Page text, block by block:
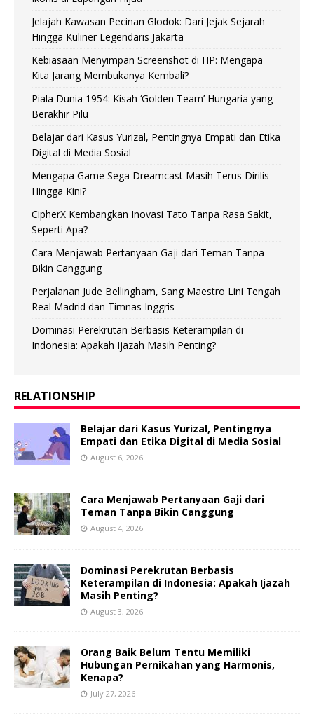
Jelajah Kawasan Pecinan Glodok: Dari Jejak Sejarah
Hingga Kuliner Legendaris Jakarta
Kebiasaan Menyimpan Screenshot di HP: Mengapa
Kita Jarang Membukanya Kembali?
Piala Dunia 1954: Kisah ‘Golden Team’ Hungaria yang
Berakhir Pilu
Belajar dari Kasus Yurizal, Pentingnya Empati dan Etika
Digital di Media Sosial
Mengapa Game Sega Dreamcast Masih Terus Dirilis
Hingga Kini?
CipherX Kembangkan Inovasi Tato Tanpa Rasa Sakit,
Seperti Apa?
Cara Menjawab Pertanyaan Gaji dari Teman Tanpa
Bikin Canggung
Perjalanan Jude Bellingham, Sang Maestro Lini Tengah
Real Madrid dan Timnas Inggris
Dominasi Perekrutan Berbasis Keterampilan di
Indonesia: Apakah Ijazah Masih Penting?
RELATIONSHIP
Belajar dari Kasus Yurizal, Pentingnya
Empati dan Etika Digital di Media Sosial
August 6, 2026
Cara Menjawab Pertanyaan Gaji dari
Teman Tanpa Bikin Canggung
August 4, 2026
Dominasi Perekrutan Berbasis
Keterampilan di Indonesia: Apakah Ijazah
Masih Penting?
August 3, 2026
Orang Baik Belum Tentu Memiliki
Hubungan Pernikahan yang Harmonis,
Kenapa?
July 27, 2026